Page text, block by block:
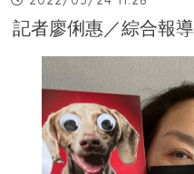
記者廖俐惠／綜合報導